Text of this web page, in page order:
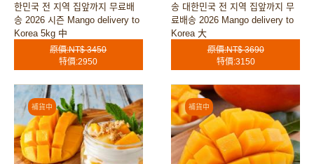
한민국 전 지역 집앞까지 무료배
송 2026 시즌 Mango delivery to
Korea 5kg 中
原價:NT$ 3450
特價:2950
송 대한민국 전 지역 집앞까지 무
료배송 2026 Mango delivery to
Korea 大
原價:NT$ 3690
特價:3150